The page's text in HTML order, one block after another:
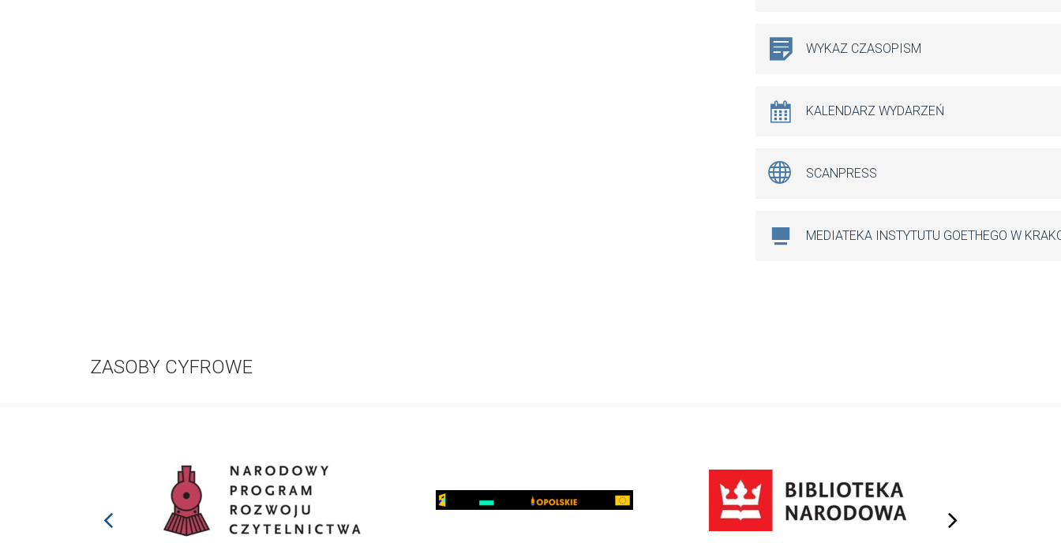
WYKAZ CZASOPISM
KALENDARZ WYDARZEŃ
SCANPRESS
MEDIATEKA INSTYTUTU GOETHEGO W
ZASOBY CYFROWE
prev next